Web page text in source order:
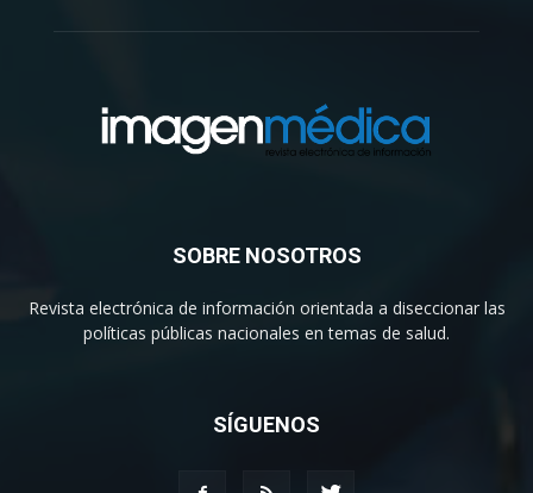
SOBRE NOSOTROS
Revista electrónica de información orientada a diseccionar las
políticas públicas nacionales en temas de salud.
SÍGUENOS